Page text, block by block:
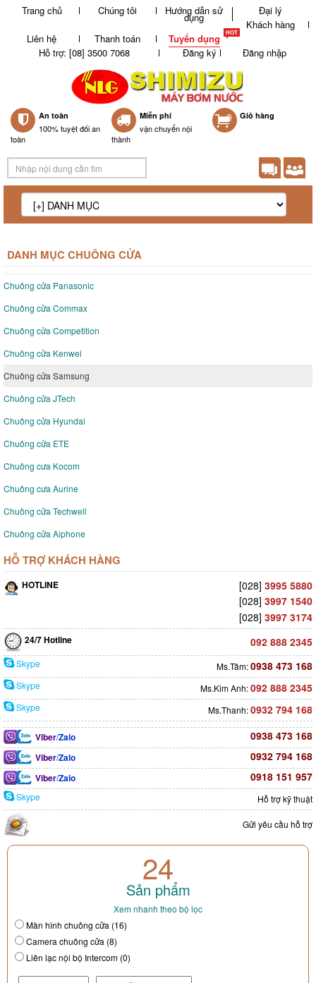
Trang chủ Chúng tôi Hướng dẫn sử
dụng
Đại lý
Khách hàng
Liên hệ
Thanh toán
Tuyển dụng
Đăng nhập
Đăng ký
Hỗ trợ: [08] 3500 7068
An toàn
100% tuyệt đối an
toàn
Miễn phí
vận chuyển nội
thành
0 Giỏ hàng
DANH MỤC CHUÔNG CỬA
Chuông cửa Panasonic
Chuông cửa Commax
Chuông cửa Competition
Chuông cửa Kenwei
Chuông cửa Samsung
Chuông cửa JTech
Chuông cửa Hyundai
Chuông cửa ETE
Chuông cưa Kocom
Chuông cưa Aurine
Chuông cửa Techwell
Chuông cửa Aiphone
HỖ TRỢ KHÁCH HÀNG
HOTLINE [028] 3995 5880
[028] 3997 1540
[028] 3997 3174
24/7 Hotline 092 888 2345
Skype Ms.Tâm:0938 473 168
Skype Ms.Kim Anh:092 888 2345
Skype Ms.Thanh:0932 794 168
Viber/Zalo 0938 473 168
Viber/Zalo 0932 794 168
Viber/Zalo 0918 151 957
Skype Hỗ trợ kỹ thuật
Gửi yêu cầu hỗ trợ
24
Sản phẩm
Xem nhanh theo bộ lọc
Màn hình chuông cửa (16)
Camera chuông cửa (8)
Liên lạc nội bộ Intercom (0)